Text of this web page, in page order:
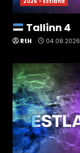
Tallinn 4
RtH 04.08.2026